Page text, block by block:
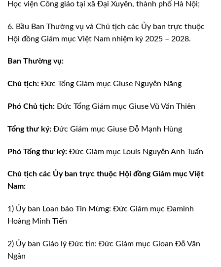
Học viện Công giáo tại xã Đại Xuyên, thành phố Hà Nội;
6. Bầu Ban Thường vụ và Chủ tịch các Ủy ban trực thuộc
Hội đồng Giám mục Việt Nam nhiệm kỳ 2025 – 2028.
Ban Thường vụ:
Chủ tịch: Đức Tổng Giám mục Giuse Nguyễn Năng
Phó Chủ tịch: Đức Tổng Giám mục Giuse Vũ Văn Thiên
Tổng thư ký: Đức Giám mục Giuse Đỗ Mạnh Hùng
Phó Tổng thư ký: Đức Giám mục Louis Nguyễn Anh Tuấn
Chủ tịch các Ủy ban trực thuộc Hội đồng Giám mục Việt
Nam:
1) Ủy ban Loan báo Tin Mừng: Đức Giám mục Đaminh
Hoàng Minh Tiến
2) Ủy ban Giáo lý Đức tin: Đức Giám mục Gioan Đỗ Văn
Ngân